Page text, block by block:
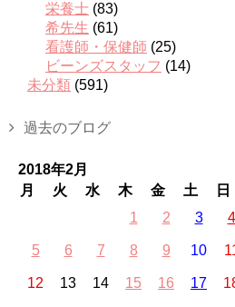
栄養士 (83)
希先生 (61)
看護師・保健師 (25)
ビーンズスタッフ (14)
未分類 (591)
過去のブログ
2018年2月
月
火 水 木 金 土
日
1
2 3 4
5 6 7 8 9 10
12 13 14 15 16 17